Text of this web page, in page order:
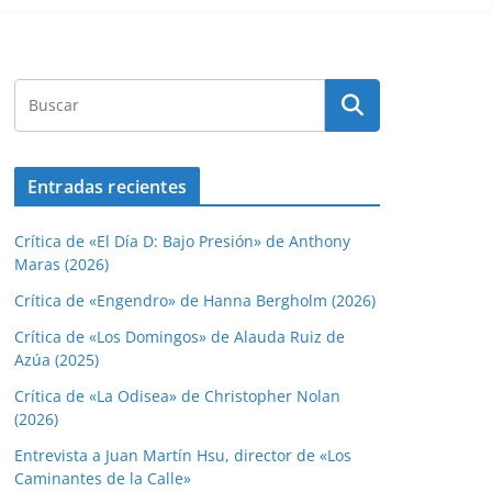
Entradas recientes
Crítica de «El Día D: Bajo Presión» de Anthony
Maras (2026)
Crítica de «Engendro» de Hanna Bergholm (2026)
Crítica de «Los Domingos» de Alauda Ruiz de
Azúa (2025)
Crítica de «La Odisea» de Christopher Nolan
(2026)
Entrevista a Juan Martín Hsu, director de «Los
Caminantes de la Calle»